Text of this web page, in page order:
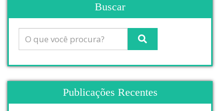
Buscar
Publicações Recentes